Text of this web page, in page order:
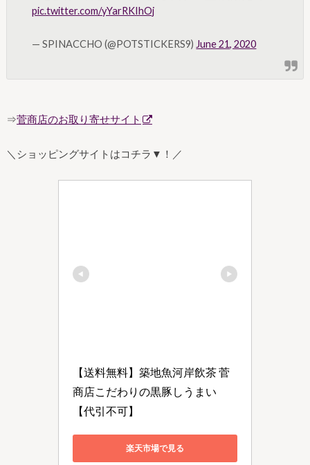
pic.twitter.com/yYarRKIhOj
— SPINACCHO (@POTSTICKERS9) June 21, 2020
⇒菅商店のお取り寄せサイト
＼ショッピングサイトはコチラ▼！／
【送料無料】築地魚河岸飲茶 菅
商店こだわりの黒豚しうまい
【代引不可】
楽天市場で見る